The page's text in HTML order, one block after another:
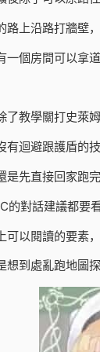
路上沿路打牆壁
一個房間可以拿
了教學關打史萊
有迴避跟護盾的
是先直接回家跑
的對話建議都要
可以閱讀的要素
想到處亂跑地圖